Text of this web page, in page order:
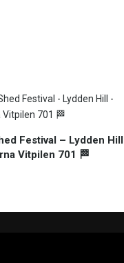
Festival – Lydden Hill
Vitpilen 701 🏁